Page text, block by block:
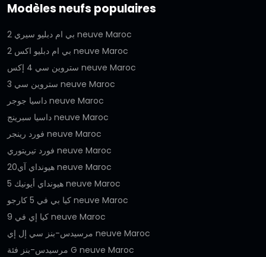
Modèles neufs populaires
بي ام دبليو سيري 2 neuve Maroc
بي ام دبليو اكس 2 neuve Maroc
ستروين سي 4 إكس neuve Maroc
ستروين سي 3 neuve Maroc
داسيا جوجر neuve Maroc
داسيا سبرينج neuve Maroc
فورد رينجر neuve Maroc
فورد تيريتوري neuve Maroc
هيونداي آي20 neuve Maroc
هيونداي أيونيك 5 neuve Maroc
كيا بي في 5 كارجو neuve Maroc
كيا إي في 9 neuve Maroc
مرسيدس-بنز سي إل إي neuve Maroc
مرسيدس-بنز فئة G neuve Maroc